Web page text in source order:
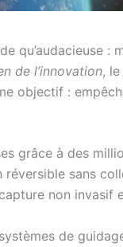
qu’audacieuse :
de l’innovation,
objectif :
grâce à des
sans
non invasif
de